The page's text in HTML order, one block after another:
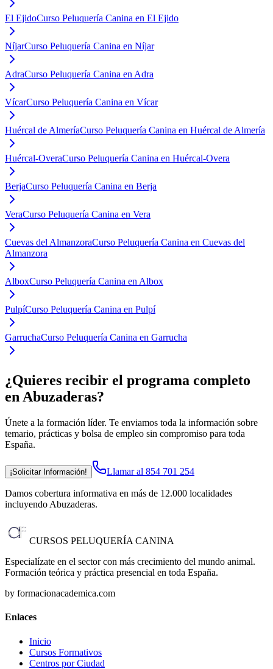
El EjidoCurso Peluquería Canina en El Ejido
NíjarCurso Peluquería Canina en Níjar
AdraCurso Peluquería Canina en Adra
VícarCurso Peluquería Canina en Vícar
Huércal de AlmeríaCurso Peluquería Canina en Huércal de Almería
Huércal-OveraCurso Peluquería Canina en Huércal-Overa
BerjaCurso Peluquería Canina en Berja
VeraCurso Peluquería Canina en Vera
Cuevas del AlmanzoraCurso Peluquería Canina en Cuevas del
Almanzora
AlboxCurso Peluquería Canina en Albox
PulpíCurso Peluquería Canina en Pulpí
GarruchaCurso Peluquería Canina en Garrucha
¿Quieres recibir el programa completo
en Abuzaderas?
Únete a la formación líder. Te enviamos toda la información sobre
temario, prácticas y bolsa de empleo sin compromiso para toda
España.
¡Solicitar Información! Llamar al 854 701 254
Damos cobertura informativa en más de 12.000 localidades
incluyendo Abuzaderas.
CURSOS PELUQUERÍA CANINA
Especialízate en el sector con más crecimiento del mundo animal.
Formación teórica y práctica presencial en toda España.
by formacionacademica.com
Enlaces
Inicio
Cursos Formativos
Centros por Ciudad